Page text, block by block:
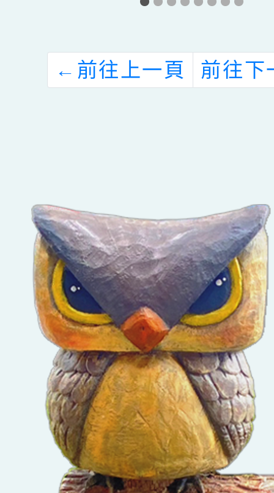
第10次招考等事
宜
← 前往上一頁 前往下